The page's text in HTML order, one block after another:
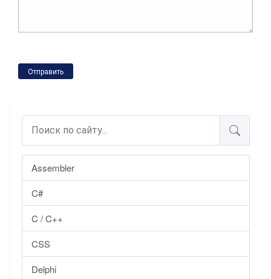
Assembler
C#
C / C++
CSS
Delphi
Отправить